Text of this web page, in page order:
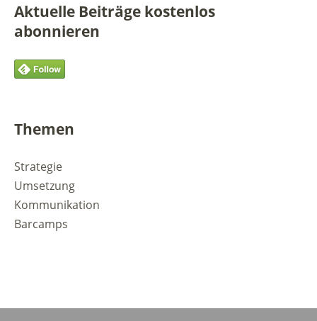
Aktuelle Beiträge kostenlos
abonnieren
Themen
Strategie
Umsetzung
Kommunikation
Barcamps